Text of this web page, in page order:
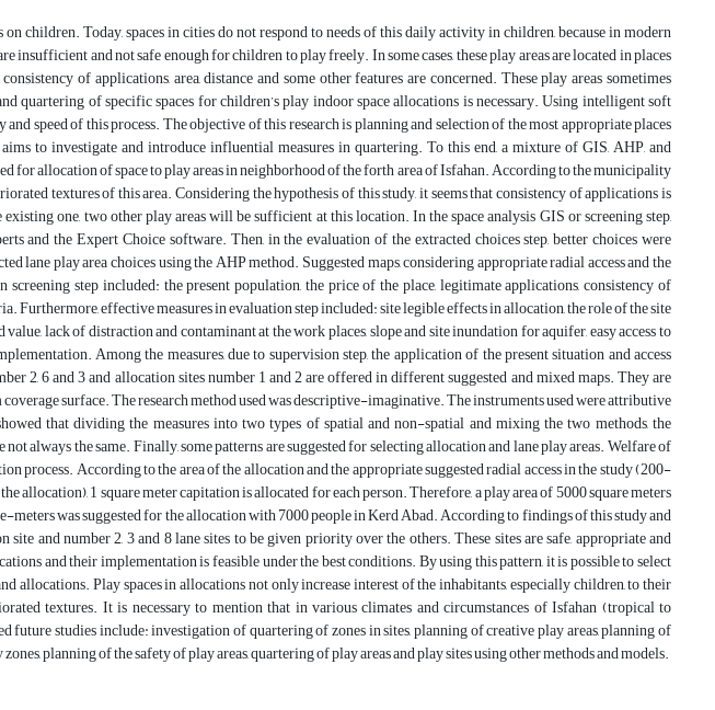
children. Today, spaces in cities do not respond to needs of this daily activity in children, because in modern
insufficient and not safe enough for children to play freely. In some cases, these play areas are located in places
of applications, area, distance and some other features are concerned. These play areas sometimes
quartering of specific spaces for children’s play indoor space allocations is necessary. Using intelligent soft
speed of this process. The objective of this research is planning and selection of the most appropriate places
to investigate and introduce influential measures in quartering. To this end, a mixture of GIS, AHP, and
for allocation of space to play areas in neighborhood of the forth area of Isfahan. According to the municipality
textures of this area. Considering the hypothesis of this study, it seems that consistency of applications is
one, two other play areas will be sufficient at this location. In the space analysis GIS or screening step,
and the Expert Choice software. Then, in the evaluation of the extracted choices step, better choices were
lane play area choices using the AHP method. Suggested maps, considering appropriate radial access and the
step included: the present population, the price of the place, legitimate applications, consistency of
Furthermore, effective measures in evaluation step included: site legible effects in allocation, the role of the site
value, lack of distraction and contaminant at the work places, slope and site inundation for aquifer, easy access to
Among the measures, due to supervision step, the application of the present situation and access
2, 6 and 3 and allocation sites number 1 and 2 are offered in different suggested and mixed maps. They are
surface. The research method used was descriptive-imaginative. The instruments used were attributive
that dividing the measures into two types of spatial and non-spatial and mixing the two methods, the
always the same. Finally, some patterns are suggested for selecting allocation and lane play areas. Welfare of
process. According to the area of the allocation and the appropriate suggested radial access in the study (200-
allocation), 1 square meter capitation is allocated for each person. Therefore, a play area of 5000 square meters
meters was suggested for the allocation with 7000 people in Kerd Abad. According to findings of this study and
and number 2, 3 and 8 lane sites to be given priority over the others. These sites are safe, appropriate and
and their implementation is feasible under the best conditions. By using this pattern, it is possible to select
allocations. Play spaces in allocations not only increase interest of the inhabitants, especially children, to their
textures. It is necessary to mention that in various climates and circumstances of Isfahan (tropical to
future studies include: investigation of quartering of zones in sites, planning of creative play areas, planning of
planning of the safety of play areas, quartering of play areas and play sites using other methods and models.